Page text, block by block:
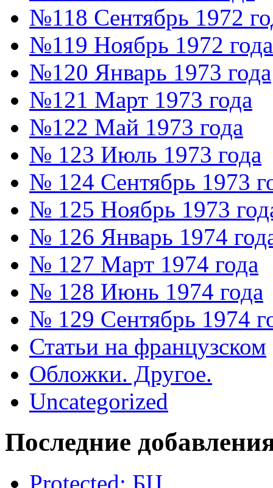
№118 Сентябрь 1972
№119 Ноябрь 1972 года
№120 Январь 1973 года
№121 Март 1973 года
№122 Май 1973 года
№ 123 Июль 1973 года
№ 124 Сентябрь 1973
№ 125 Ноябрь 1973
№ 126 Январь 1974
№ 127 Март 1974 года
№ 128 Июнь 1974 года
№ 129 Сентябрь 1974
Статьи на французском
Обложки. Другое.
Uncategorized
Последние
Protected: БЦ